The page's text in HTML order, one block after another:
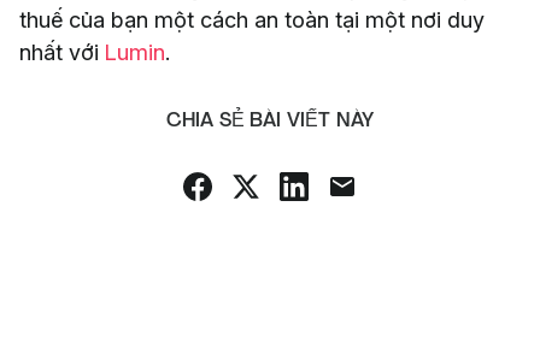
thuế của bạn một cách an toàn tại một nơi duy
nhất với Lumin.
CHIA SẺ BÀI VIẾT NÀY